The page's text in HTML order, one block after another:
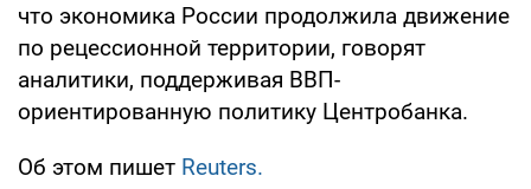
что экономика России продолжила движение
по рецессионной территории, говорят
аналитики, поддерживая ВВП-
ориентированную политику Центробанка.
Об этом пишет Reuters.